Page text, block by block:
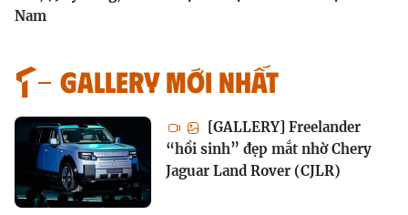
Nam
GALLERY MỚI NHẤT
[GALLERY] Freelander
“hồi sinh” đẹp mắt nhờ Chery
Jaguar Land Rover (CJLR)